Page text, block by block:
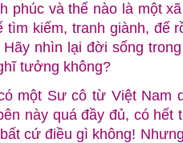
phúc và thế nào là một
tìm kiếm, tranh giành, để
nhìn lại đời sống
tưởng không?
một Sư cô từ Việt Nam
này quá đầy đủ, có
cứ điều gì không!